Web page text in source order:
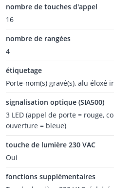
nombre de touches d'appel
16
nombre de rangées
4
étiquetage
Porte-nom(s) gravé(s), alu éloxé
signalisation optique (SIA500)
3 LED (appel de porte = rouge,
ouverture = bleue)
touche de lumière 230 VAC
Oui
fonctions supplémentaires